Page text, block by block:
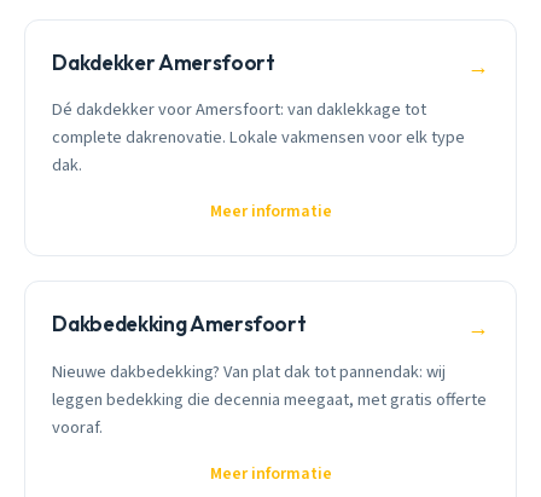
Dakdekker Amersfoort →
Dé dakdekker voor Amersfoort: van daklekkage tot
complete dakrenovatie. Lokale vakmensen voor elk type
dak.
Meer informatie
Dakbedekking Amersfoort →
Nieuwe dakbedekking? Van plat dak tot pannendak: wij
leggen bedekking die decennia meegaat, met gratis offerte
vooraf.
Meer informatie